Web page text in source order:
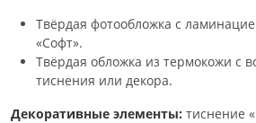
Твёрдая фотообложка с
«Софт».
Твёрдая обложка из термокожи с
тиснения или декора.
Декоративные элементы: тиснение